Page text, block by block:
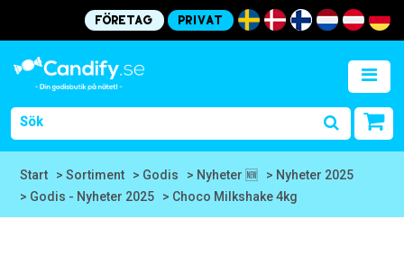
Företag Privat
Start > Sortiment > Godis > Nyheter 🆕
> Nyheter 2025
> Godis - Nyheter 2025
> Choco Milkshake 4kg